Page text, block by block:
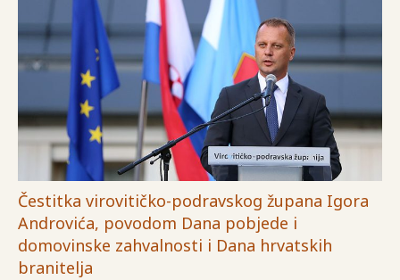
Čestitka virovitičko-podravskog župana Igora
Androvića, povodom Dana pobjede i
domovinske zahvalnosti i Dana hrvatskih
branitelja